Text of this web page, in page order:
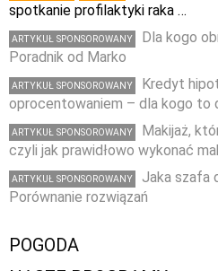
spotkanie profilaktyki raka …
ARTYKUŁ SPONSOROWANY
Dla kogo
Poradnik od Marko
ARTYKUŁ SPONSOROWANY
Kredyt
oprocentowaniem – dla kogo to
ARTYKUŁ SPONSOROWANY
Makijaż,
czyli jak prawidłowo wykonać
ARTYKUŁ SPONSOROWANY
Jaka szafa
Porównanie rozwiązań
POGODA